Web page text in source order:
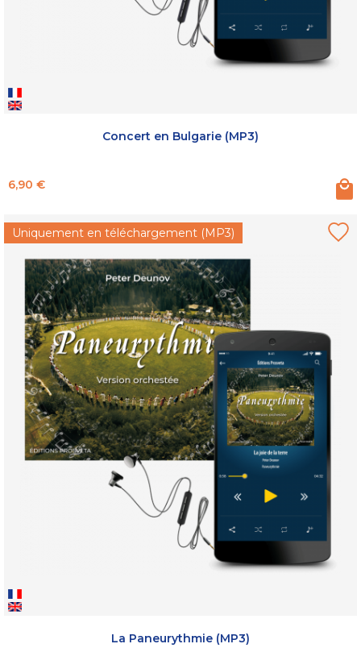
Concert en Bulgarie (MP3)
Prix
6,90 €
Uniquement en téléchargement (MP3)
La Paneurythmie (MP3)